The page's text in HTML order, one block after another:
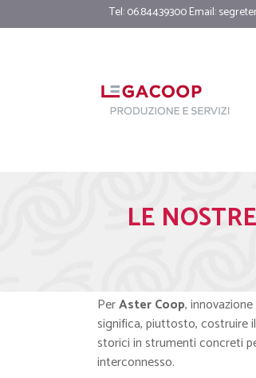
Tel: 06.84439300 Email:
LE
PerAster Coop,
significa, piuttosto, costruire
storici in strumenti concreti
interconnesso.